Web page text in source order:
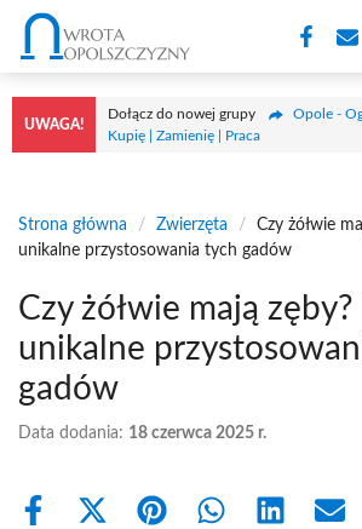
Przejdź
treści
UWAGA!
Dołącz do nowej grupy
Opole -
Kupię | Zamienię | Praca
Strona główna / Zwierzęta /
Czy żółwie
unikalne przystosowania tych gadów
Czy żółwie mają zęby?
unikalne
gadów
Data dodania: 18 czerwca 2025 r.
Share
Share Share Share Share